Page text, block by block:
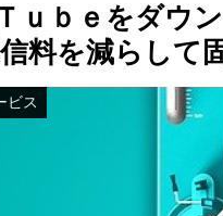
ｕｂｅをダウ
料を減らして
ビス